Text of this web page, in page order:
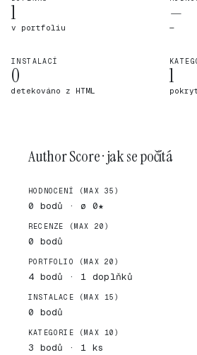
1
v portfoliu
—
—
INSTALACÍ
0
detekováno z HTML
1
Author Score · jak se počítá
HODNOCENÍ (MAX 35)
0 bodů · ø 0★
RECENZE (MAX 20)
0 bodů
PORTFOLIO (MAX 20)
4 bodů · 1 doplňků
INSTALACE (MAX 15)
0 bodů
KATEGORIE (MAX 10)
3 bodů · 1 ks